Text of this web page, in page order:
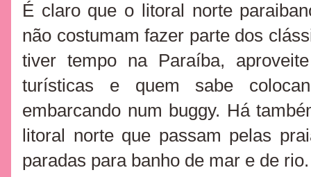
É claro que o litoral norte
não costumam fazer parte dos
tiver tempo na Paraíba,
turísticas e quem sabe
embarcando num buggy. Há
litoral norte que passam pelas
paradas para banho de mar e de rio.